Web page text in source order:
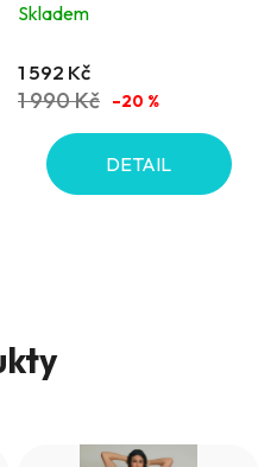
FGM04 Innergy® černé
Skladem
1 592 Kč
1 990 Kč –20 %
DETAIL